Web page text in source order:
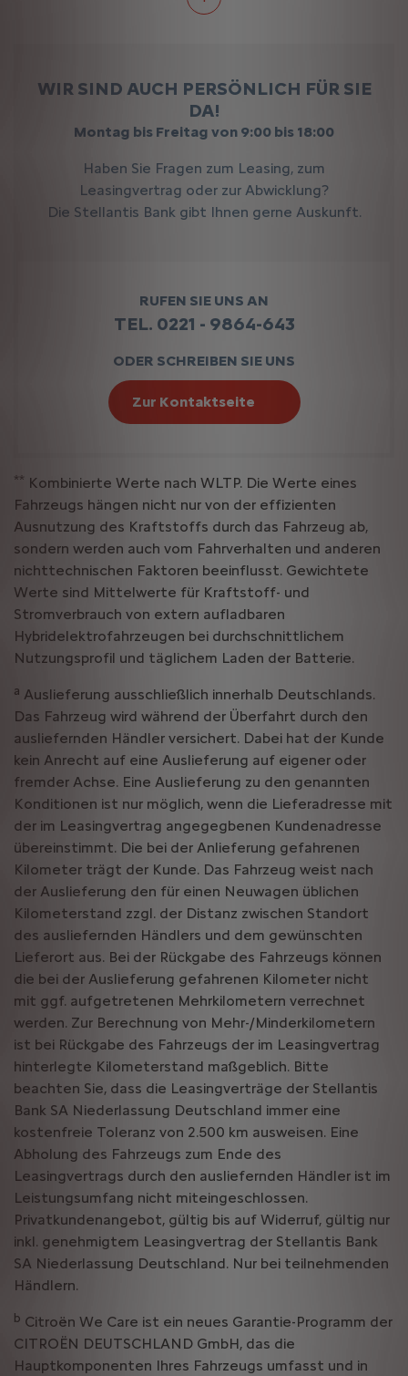
WIR SIND AUCH PERSÖNLICH FÜR SIE
DA!
Montag bis Freitag von 9:00 bis 18:00
Haben Sie Fragen zum Leasing, zum
Leasingvertrag oder zur Abwicklung?
Die Stellantis Bank gibt Ihnen gerne Auskunft.
RUFEN SIE UNS AN
TEL. 0221 - 9864-643
ODER SCHREIBEN SIE UNS
Zur Kontaktseite
** Kombinierte Werte nach WLTP. Die Werte eines
Fahrzeugs hängen nicht nur von der effizienten
Ausnutzung des Kraftstoffs durch das Fahrzeug ab,
sondern werden auch vom Fahrverhalten und anderen
nichttechnischen Faktoren beeinflusst. Gewichtete
Werte sind Mittelwerte für Kraftstoff- und
Stromverbrauch von extern aufladbaren
Hybridelektrofahrzeugen bei durchschnittlichem
Nutzungsprofil und täglichem Laden der Batterie.
a Auslieferung ausschließlich innerhalb Deutschlands.
Das Fahrzeug wird während der Überfahrt durch den
ausliefernden Händler versichert. Dabei hat der Kunde
kein Anrecht auf eine Auslieferung auf eigener oder
fremder Achse. Eine Auslieferung zu den genannten
Konditionen ist nur möglich, wenn die Lieferadresse mit
der im Leasingvertrag angegegbenen Kundenadresse
übereinstimmt. Die bei der Anlieferung gefahrenen
Kilometer trägt der Kunde. Das Fahrzeug weist nach
der Auslieferung den für einen Neuwagen üblichen
Kilometerstand zzgl. der Distanz zwischen Standort
des ausliefernden Händlers und dem gewünschten
Lieferort aus. Bei der Rückgabe des Fahrzeugs können
die bei der Auslieferung gefahrenen Kilometer nicht
mit ggf. aufgetretenen Mehrkilometern verrechnet
werden. Zur Berechnung von Mehr-/Minderkilometern
ist bei Rückgabe des Fahrzeugs der im Leasingvertrag
hinterlegte Kilometerstand maßgeblich. Bitte
beachten Sie, dass die Leasingverträge der Stellantis
Bank SA Niederlassung Deutschland immer eine
kostenfreie Toleranz von 2.500 km ausweisen. Eine
Abholung des Fahrzeugs zum Ende des
Leasingvertrags durch den ausliefernden Händler ist im
Leistungsumfang nicht miteingeschlossen.
Privatkundenangebot, gültig bis auf Widerruf, gültig nur
inkl. genehmigtem Leasingvertrag der Stellantis Bank
SA Niederlassung Deutschland. Nur bei teilnehmenden
Händlern.
b Citroën We Care ist ein neues Garantie-Programm der
CITROËN DEUTSCHLAND GmbH, das die
Hauptkomponenten Ihres Fahrzeugs umfasst und in